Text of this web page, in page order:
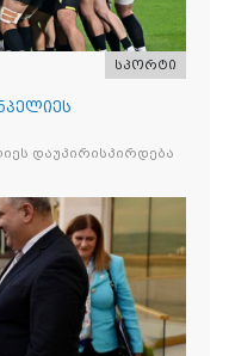
სპორტი
დაუპირისპირდება